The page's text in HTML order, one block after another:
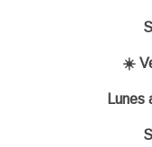
☀️
Lunes